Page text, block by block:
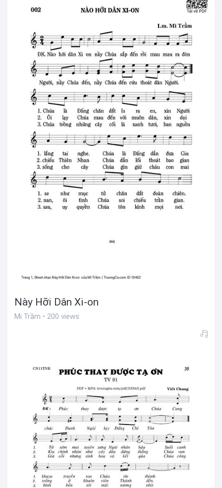
Này Hỡi Dân Xi-on
Mi Trầm • 200 views